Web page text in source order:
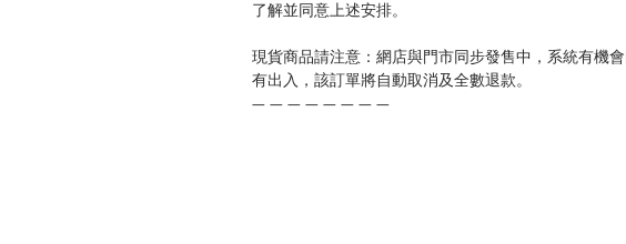
了解並同意上述安排。
現貨商品請注意：網店與門市同步發售中，系統有機
有出入，該訂單將自動取消及全數退款。
— — — — — — — —